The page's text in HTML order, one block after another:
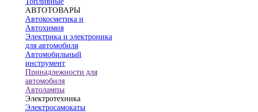
АВТОТОВАРЫ
Автокосметика и
Автохимия
Электрика и электроника
для автомобиля
Автомобильный
инструмент
Принадлежности для
автомобиля
Автолампы
Электротехника
Электросамокаты